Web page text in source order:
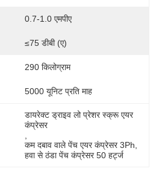
0.7-1.0 एमपीए
≤75 डीबी (ए)
290 किलोग्राम
5000 यूनिट प्रति माह
डायरेक्ट ड्राइव लो प्रेशर स्क्रू एयर
कंप्रेसर
कम दबाव वाले पेंच एयर कंप्रेसर 3Ph
हवा से ठंडा पेंच कंप्रेसर 50 हर्ट्ज